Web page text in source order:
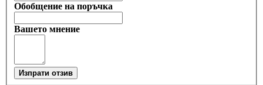
Обобщение на поръчка
Вашето мнение
Изпрати отзив